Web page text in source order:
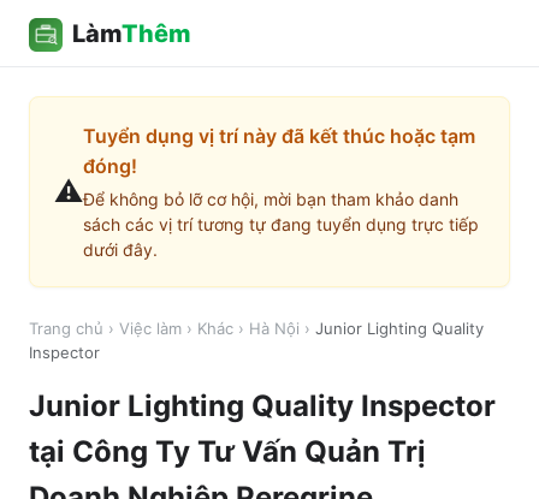
LàmThêm
⚠️
Tuyển dụng vị trí này đã kết thúc hoặc tạm
đóng!
Để không bỏ lỡ cơ hội, mời bạn tham khảo danh
sách các vị trí tương tự đang tuyển dụng trực tiếp
dưới đây.
Trang chủ › Việc làm › Khác › Hà Nội › Junior Lighting Quality
Inspector
Junior Lighting Quality Inspector
tại Công Ty Tư Vấn Quản Trị